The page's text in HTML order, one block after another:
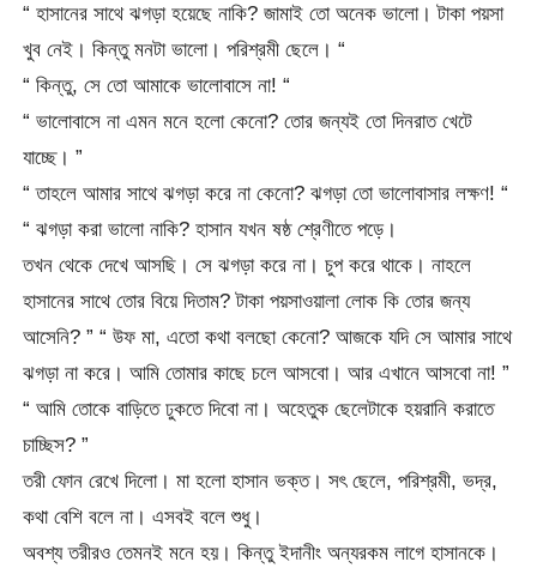
“ হাসানের সাথে ঝগড়া হয়েছে নাকি? জামাই তো অনেক ভালো। টাকা পয়সা
খুব নেই। কিন্তু মনটা ভালো। পরিশ্রমী ছেলে। “
“ কিন্তু, সে তো আমাকে ভালোবাসে না! “
“ ভালোবাসে না এমন মনে হলো কেনো? তোর জন্যই তো দিনরাত খেটে
যাচ্ছে। ”
“ তাহলে আমার সাথে ঝগড়া করে না কেনো? ঝগড়া তো ভালোবাসার লক্ষণ! “
“ ঝগড়া করা ভালো নাকি? হাসান যখন ষষ্ঠ শ্রেণীতে পড়ে।
তখন থেকে দেখে আসছি। সে ঝগড়া করে না। চুপ করে থাকে। নাহলে
হাসানের সাথে তোর বিয়ে দিতাম? টাকা পয়সাওয়ালা লোক কি তোর জন্য
আসেনি? ” “ উফ মা, এতো কথা বলছো কেনো? আজকে যদি সে আমার সাথে
ঝগড়া না করে। আমি তোমার কাছে চলে আসবো। আর এখানে আসবো না! ”
“ আমি তোকে বাড়িতে ঢুকতে দিবো না। অহেতুক ছেলেটাকে হয়রানি করাতে
চাচ্ছিস? ”
তরী ফোন রেখে দিলো। মা হলো হাসান ভক্ত। সৎ ছেলে, পরিশ্রমী, ভদ্র,
কথা বেশি বলে না। এসবই বলে শুধু।
অবশ্য তরীরও তেমনই মনে হয়। কিন্তু ইদানীং অন্যরকম লাগে হাসানকে।